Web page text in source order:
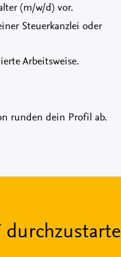
(m/w/d) vor.
Steuerkanzlei oder
Arbeitsweise.
runden dein Profil ab.